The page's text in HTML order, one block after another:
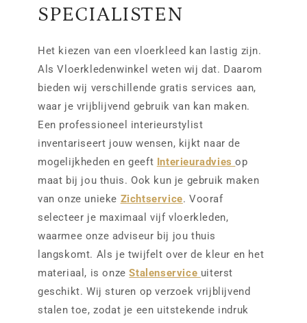
SPECIALISTEN
Het kiezen van een vloerkleed kan lastig zijn.
Als Vloerkledenwinkel weten wij dat. Daarom
bieden wij verschillende gratis services aan,
waar je vrijblijvend gebruik van kan maken.
Een professioneel interieurstylist
inventariseert jouw wensen, kijkt naar de
mogelijkheden en geeft Interieuradviesop
maat bij jou thuis. Ook kun je gebruik maken
van onze unieke Zichtservice. Vooraf
selecteer je maximaal vijf vloerkleden,
waarmee onze adviseur bij jou thuis
langskomt. Als je twijfelt over de kleur en het
materiaal, is onzeStalenservice uiterst
geschikt. Wij sturen op verzoek vrijblijvend
stalen toe, zodat je een uitstekende indruk